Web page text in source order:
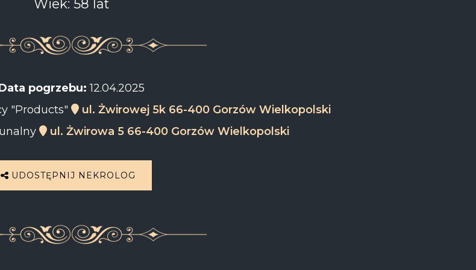
Wiek: 58 lat
pogrzebu: 12.04.2025
"Products"
ul. Żwirowej 5k 66-400 Gorzów Wielkopolski
ul. Żwirowa 5 66-400 Gorzów Wielkopolski
UDOSTĘPNIJ NEKROLOG